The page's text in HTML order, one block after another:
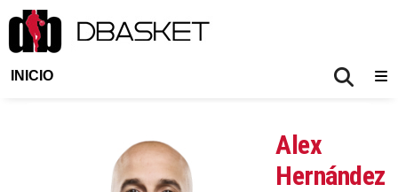
INICIO
Alex
Hernández